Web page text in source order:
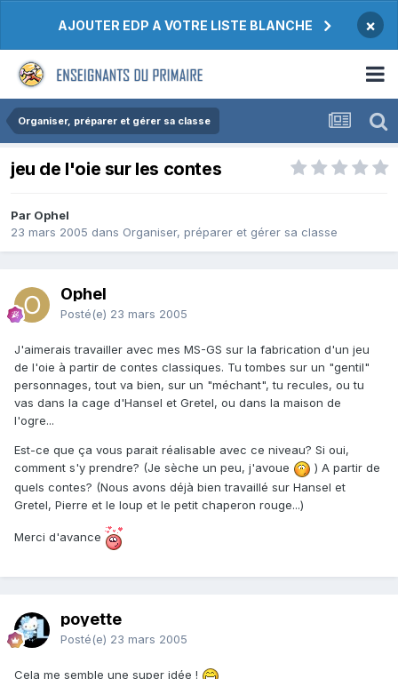
AJOUTER EDP A VOTRE LISTE BLANCHE ×
Organiser, préparer et gérer sa classe
jeu de l'oie sur les contes
Par Ophel
23 mars 2005 dans Organiser, préparer et gérer sa classe
Ophel
Posté(e) 23 mars 2005
J'aimerais travailler avec mes MS-GS sur la fabrication d'un jeu
de l'oie à partir de contes classiques. Tu tombes sur un "gentil"
personnages, tout va bien, sur un "méchant", tu recules, ou tu
vas dans la cage d'Hansel et Gretel, ou dans la maison de
l'ogre...
Est-ce que ça vous parait réalisable avec ce niveau? Si oui,
comment s'y prendre? (Je sèche un peu, j'avoue
) A partir de
quels contes? (Nous avons déjà bien travaillé sur Hansel et
Gretel, Pierre et le loup et le petit chaperon rouge...)
Merci d'avance
poyette
Posté(e) 23 mars 2005
Cela me semble une super idée !